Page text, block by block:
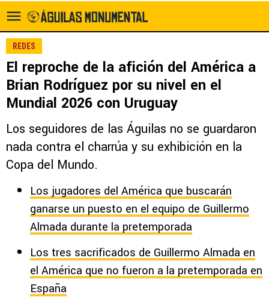
REDES
El reproche de la afición del América a
Brian Rodríguez por su nivel en el
Mundial 2026 con Uruguay
Los seguidores de las Águilas no se guardaron
nada contra el charrúa y su exhibición en la
Copa del Mundo.
Los jugadores del América que buscarán
ganarse un puesto en el equipo de Guillermo
Almada durante la pretemporada
Los tres sacrificados de Guillermo Almada en
el América que no fueron a la pretemporada en
España